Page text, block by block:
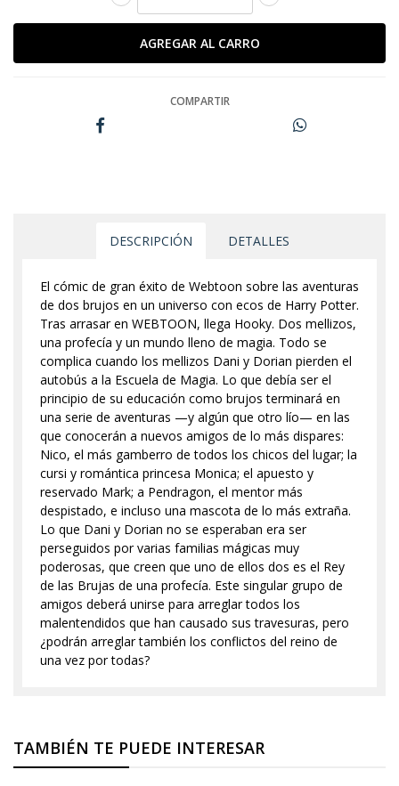
COMPARTIR
DESCRIPCIÓN DETALLES
El cómic de gran éxito de Webtoon sobre las aventuras
de dos brujos en un universo con ecos de Harry Potter.
Tras arrasar en WEBTOON, llega Hooky. Dos mellizos,
una profecía y un mundo lleno de magia. Todo se
complica cuando los mellizos Dani y Dorian pierden el
autobús a la Escuela de Magia. Lo que debía ser el
principio de su educación como brujos terminará en
una serie de aventuras —y algún que otro lío— en las
que conocerán a nuevos amigos de lo más dispares:
Nico, el más gamberro de todos los chicos del lugar; la
cursi y romántica princesa Monica; el apuesto y
reservado Mark; a Pendragon, el mentor más
despistado, e incluso una mascota de lo más extraña.
Lo que Dani y Dorian no se esperaban era ser
perseguidos por varias familias mágicas muy
poderosas, que creen que uno de ellos dos es el Rey
de las Brujas de una profecía. Este singular grupo de
amigos deberá unirse para arreglar todos los
malentendidos que han causado sus travesuras, pero
¿podrán arreglar también los conflictos del reino de
una vez por todas?
TAMBIÉN TE PUEDE INTERESAR